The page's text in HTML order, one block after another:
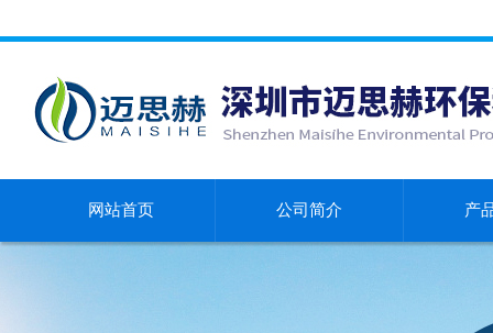
网站首页 公司简介 产